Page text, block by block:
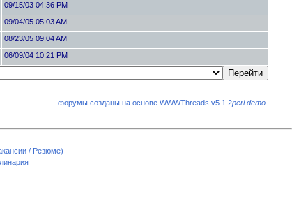
09/15/03 04:36 PM
09/04/05 05:03 AM
08/23/05 09:04 AM
06/09/04 10:21 PM
форумы созданы на основе WWWThreads v5.1.2perl demo
/ Резюме)